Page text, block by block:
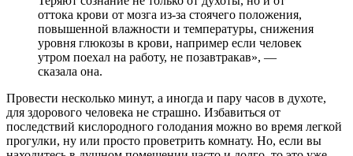
оттока крови от мозга из-за стоячего положения,
повышенной влажности и температуры, снижения
уровня глюкозы в крови, например если человек
утром поехал на работу, не позавтракав», —
сказала она.
Провести несколько минут, а иногда и пару часов в духоте,
для здорового человека не страшно. Избавиться от
последствий кислородного голодания можно во время легкой
прогулки, ну или просто проветрить комнату. Но, если вы